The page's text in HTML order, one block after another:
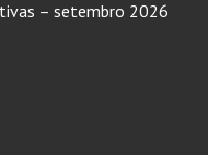
– setembro 2026